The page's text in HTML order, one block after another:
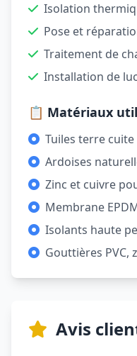
Isolation
Pose et
Traitement de
Installation de
📋 Matériaux
Tuiles terre
Ardoises
Zinc et cuivre
Membrane
Isolants haute
Gouttières PVC,
Avis